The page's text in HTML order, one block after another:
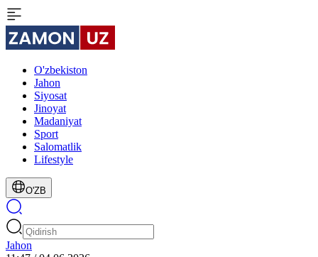
O'zbekiston
Jahon
Siyosat
Jinoyat
Madaniyat
Sport
Salomatlik
Lifestyle
O'ZB
Jahon